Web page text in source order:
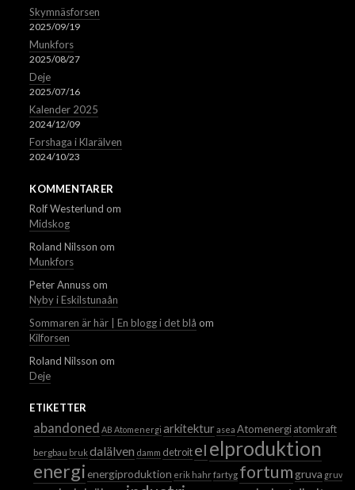
Skymnäsforsen
2025/09/19
Munkfors
2025/08/27
Deje
2025/07/16
Kalender 2025
2024/12/09
Forshaga i Klarälven
2024/10/23
KOMMENTARER
Rolf Westerlund om
Midskog
Roland Nilsson om
Munkfors
Peter Annussom
Nyby i Eskilstunaån
Sommaren är här | En blogg i det blå om
Kilforsen
Roland Nilsson om
Deje
ETIKETTER
abandoned AB Atomenergi arkitekturasea Atomenergi atomkraft
bergbau bruk dalälven damm detroitel elproduktion
energienergiproduktion erik hahrfartyg fortum gruva gruvor